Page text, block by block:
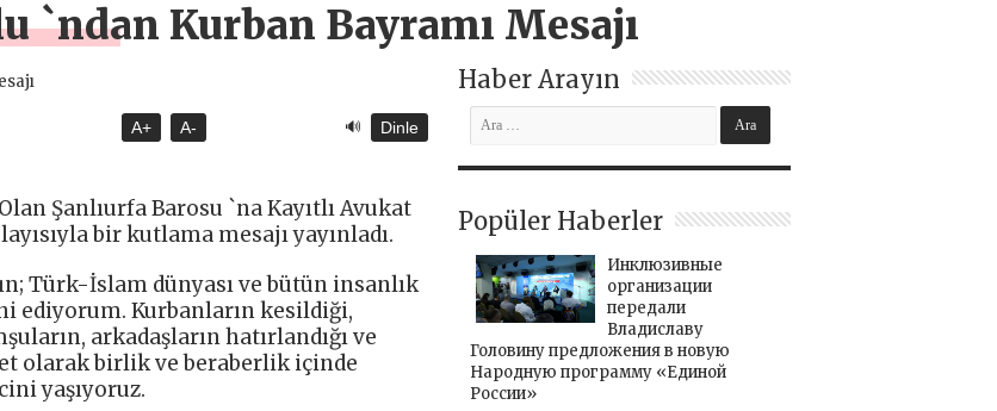
`ndan Kurban Bayramı Mesajı
A+ A- 🔊 Dinle
Şanlıurfa Barosu `na Kayıtlı Avukat
bir kutlama mesajı yayınladı.
Türk-İslam dünyası ve bütün insanlık
ediyorum. Kurbanların kesildiği,
arkadaşların hatırlandığı ve
olarak birlik ve beraberlik içinde
yaşıyoruz.
Haber Arayın
Popüler Haberler
Инклюзивные
организации
передали
Владиславу
Головину предложения в новую
Народную программу «Единой
России»